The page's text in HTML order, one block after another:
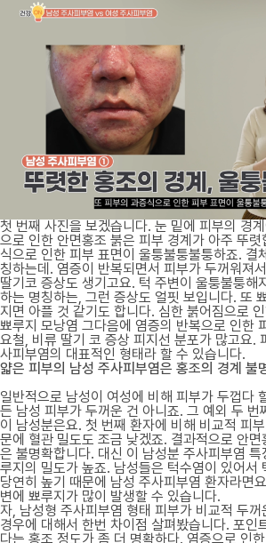
첫 번째 사진을 보겠습니다. 눈 밑에 피부의 경
으로 인한 안면홍조 붉은 피부 경계가 아주 뚜
식으로 인한 피부 표면이 울퉁불퉁불퉁하죠. 결
칭하는데. 염증이 반복되면서 피부가 두꺼워져
딸기코 증상도 생기고요. 턱 주변이 울퉁불퉁해
하는 명칭하는, 그런 증상도 얼핏 보입니다. 또
지면 아플 것 같기도 합니다. 심한 붉어짐으로
뾰루지 모낭염 그다음에 염증의 반복으로 인한
요철, 비류 딸기 코 증상 피지선 분포가 많고요.
사피부염의 대표적인 형태라 할 수 있습니다.
얇은 피부의 남성 주사피부염은 홍조의 경계 불
일반적으로 남성이 여성에 비해 피부가 두껍다
든 남성 피부가 두꺼운 건 아니죠. 그 예외 두 번
이 남성분은요. 첫 번째 환자에 비해 비교적 피
문에 혈관 밀도도 조금 낮겠죠. 결과적으로 안
은 불명확합니다. 대신 이 남성분 주사피부염
루지의 밀도가 높죠. 남성들은 턱수염이 있어서
당연히 높기 때문에 남성 주사피부염 환자라면
변에 뾰루지가 많이 발생할 수 있습니다.
자, 남성형 주사피부염 형태 피부가 비교적 두
경우에 대해서 한번 차이점 살펴봤습니다. 포인
다는 홍조 정도가 좀 더 명확하다. 염증으로 인